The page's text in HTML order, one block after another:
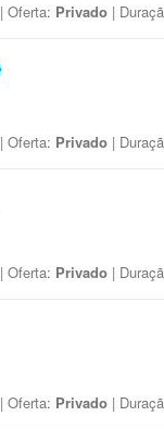
| Oferta: Privado |
| Oferta: Privado |
| Oferta: Privado |
| Oferta: Privado |